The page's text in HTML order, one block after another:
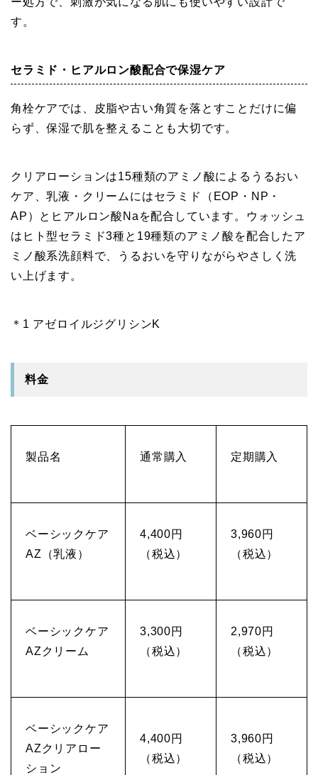
す。
セラミド・ヒアルロン酸配合で保湿ケア
角栓ケアでは、皮脂や古い角質を落とすことだけに偏
らず、保湿で肌を整えることも大切です。
クリアローションは15種類のアミノ酸によるうるおい
ケア、乳液・クリームにはセラミド（EOP・NP・
AP）とヒアルロン酸Naを配合しています。ウォッシュ
はヒト型セラミド3種と19種類のアミノ酸を配合したア
ミノ酸系洗顔料で、うるおいを守りながらやさしく洗
い上げます。
＊1 アゼロイルジグリシンK
料金
製品名 通常購入 定期購入
ベーシックケア
AZ（乳液）
4,400円
（税込）
3,960円
（税込）
ベーシックケア
AZクリーム
3,300円
（税込）
2,970円
（税込）
ベーシックケア
AZクリアロー
ション
4,400円
（税込）
3,960円
（税込）